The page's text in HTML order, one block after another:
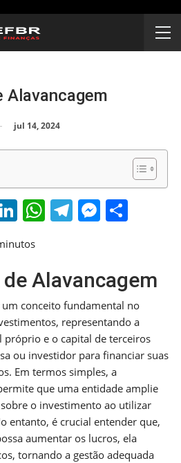
Alavancagem
jul 14, 2024
LinkedIn
WhatsApp
Telegram
de Alavancagem
um conceito fundamental no
representando a
próprio e o capital de terceiros
ou investidor para financiar suas
Em termos simples, a
que uma entidade amplie
o investimento ao utilizar
entanto, é crucial entender que,
aumentar os lucros, ela
tornando a gestão adequada